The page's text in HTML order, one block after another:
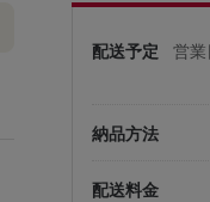
配送予定
営
納品方法
配送料金